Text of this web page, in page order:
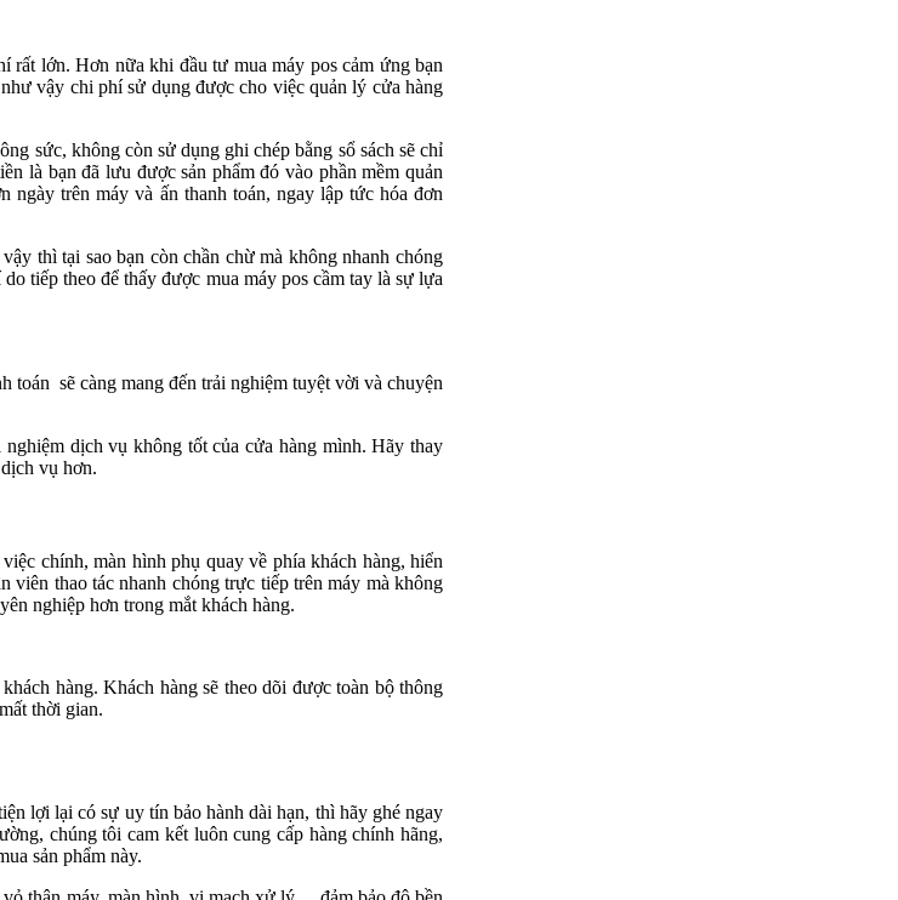
rất lớn. Hơn nữa khi đầu tư mua máy pos cảm ứng bạn
vậy chi phí sử dụng được cho việc quản lý cửa hàng
sức, không còn sử dụng ghi chép bằng sổ sách sẽ chỉ
là bạn đã lưu được sản phẩm đó vào phần mềm quản
ngày trên máy và ấn thanh toán, ngay lập tức hóa đơn
thì tại sao bạn còn chần chừ mà không nhanh chóng
tiếp theo để thấy được mua máy pos cầm tay là sự lựa
sẽ càng mang đến trải nghiệm tuyệt vời và chuyện
dịch vụ không tốt của cửa hàng mình. Hãy thay
vụ hơn.
chính, màn hình phụ quay về phía khách hàng, hiển
viên thao tác nhanh chóng trực tiếp trên máy mà không
nghiệp hơn trong mắt khách hàng.
hàng. Khách hàng sẽ theo dõi được toàn bộ thông
thời gian.
lợi lại có sự uy tín bảo hành dài hạn, thì hãy ghé ngay
chúng tôi cam kết luôn cung cấp hàng chính hãng,
sản phẩm này.